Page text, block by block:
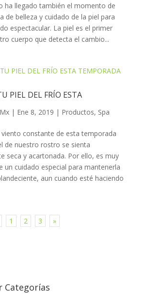
ha llegado también el momento de
de belleza y cuidado de la piel para
espectacular. La piel es el primer
cuerpo que detecta el cambio...
PIEL DEL FRÍO ESTA
| Ene 8, 2019 | Productos, Spa
viento constante de esta temporada
de nuestro rostro se sienta
seca y acartonada. Por ello, es muy
un cuidado especial para mantenerla
aun cuando esté haciendo
1 2 3 »
Categorías